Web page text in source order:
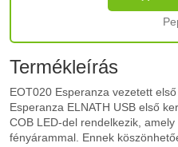
Termékleírás
EOT020 Esperanza vezetett
Esperanza ELNATH USB első
COB LED-del rendelkezik,
fényárammal. Ennek